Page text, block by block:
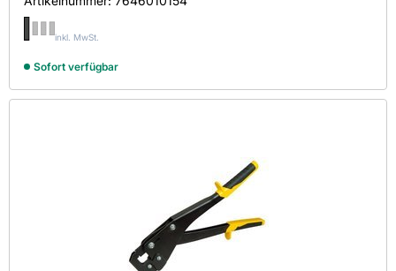
inkl. MwSt.
Sofort verfügbar